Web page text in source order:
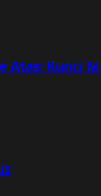
Atas: Kunci